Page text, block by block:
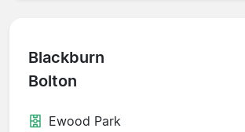
Blackburn
Bolton
Ewood Park